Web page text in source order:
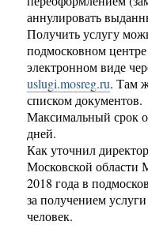
аннулировать
Получить услугу
подмосковном
электронном виде
uslugi.mosreg.ru. Там
списком документов.
Максимальный срок
дней.
Как уточнил
Московской области
2018 года в
за получением
человек.